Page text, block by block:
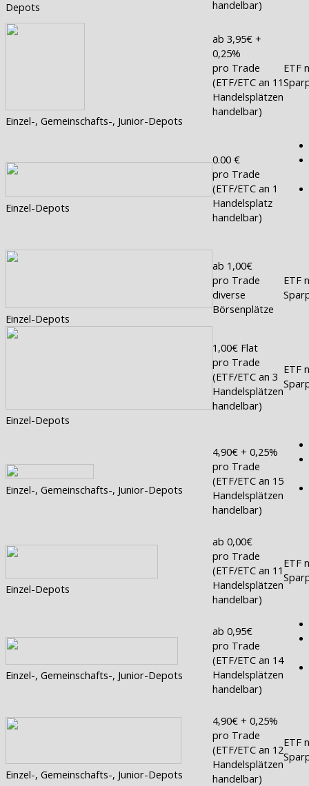
Depots handelbar)
Einzel-, Gemeinschafts-, Junior-Depots
ab 3,95€ +
0,25%
pro Trade
(ETF/ETC an 11
Handelsplätzen
handelbar)
ETF
Einzel-Depots
0.00 €
pro Trade
(ETF/ETC an 1
Handelsplatz
handelbar)
Einzel-Depots
ab 1,00€
pro Trade
diverse
Börsenplätze
ETF
Einzel-Depots
1,00€ Flat
pro Trade
(ETF/ETC an 3
Handelsplätzen
handelbar)
ETF
Einzel-, Gemeinschafts-, Junior-Depots
4,90€ + 0,25%
pro Trade
(ETF/ETC an 15
Handelsplätzen
handelbar)
Einzel-Depots
ab 0,00€
pro Trade
(ETF/ETC an 11
Handelsplätzen
handelbar)
ETF
Einzel-, Gemeinschafts-, Junior-Depots
ab 0,95€
pro Trade
(ETF/ETC an 14
Handelsplätzen
handelbar)
Einzel-, Gemeinschafts-, Junior-Depots
4,90€ + 0,25%
pro Trade
(ETF/ETC an 12
Handelsplätzen
handelbar)
ETF